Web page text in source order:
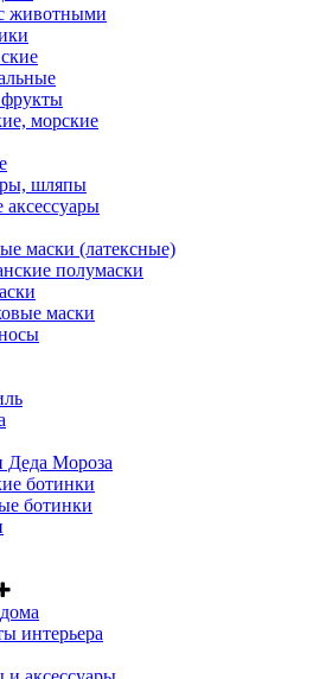
животными
морские
шляпы
маски (латексные)
полумаски
маски
Деда Мороза
ботинки
ботинки
интерьера